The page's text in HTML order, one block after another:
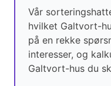
Vår
hvilket Galtvort-
på en rekke
interesser, og
Galtvort-hus du